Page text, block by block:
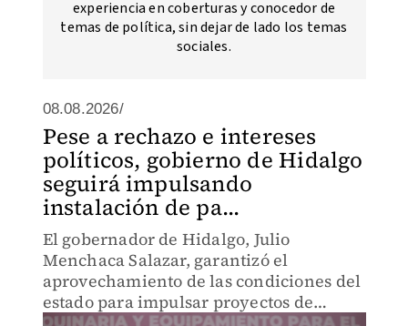
experiencia en coberturas y conocedor de
temas de política, sin dejar de lado los temas
sociales.
08.08.2026/
Pese a rechazo e intereses
políticos, gobierno de Hidalgo
seguirá impulsando
instalación de pa...
El gobernador de Hidalgo, Julio
Menchaca Salazar, garantizó el
aprovechamiento de las condiciones del
estado para impulsar proyectos de